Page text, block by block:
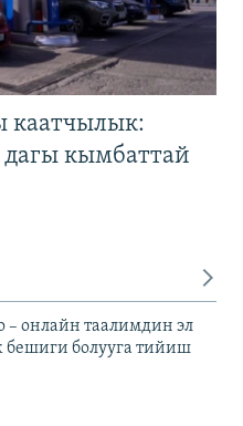
каатчылык:
кымбаттай
– онлайн таалимдин эл
бешиги болууга тийиш